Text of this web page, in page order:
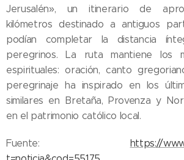
Jerusalén», un itinerario de
kilómetros destinado a antiguos
podían completar la distancia
peregrinos. La ruta mantiene los
espirituales: oración, canto
peregrinaje ha inspirado en los
similares en Bretaña, Provenza y
en el patrimonio católico local.
Fuente: https://
05.08.2026
Ley del
asistido
entra en